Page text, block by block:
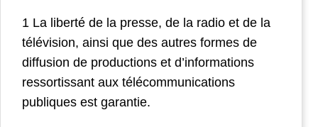
1 La liberté de la presse, de la radio et de la
télévision, ainsi que des autres formes de
diffusion de productions et d’informations
ressortissant aux télécommunications
publiques est garantie.